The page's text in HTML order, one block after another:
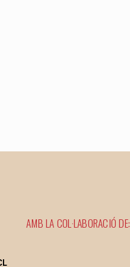
AMB LA COL·LABORACIÓ DE: